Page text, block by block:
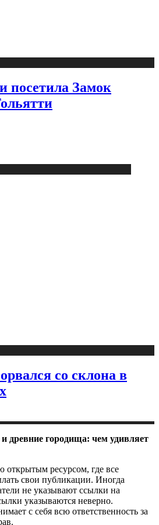
посетила Замок
со склона в
древние городища: чем удивляет
открытым ресурсом, где все
свои публикации. Иногда
не указывают ссылки на
указываются неверно.
с себя всю ответственность за